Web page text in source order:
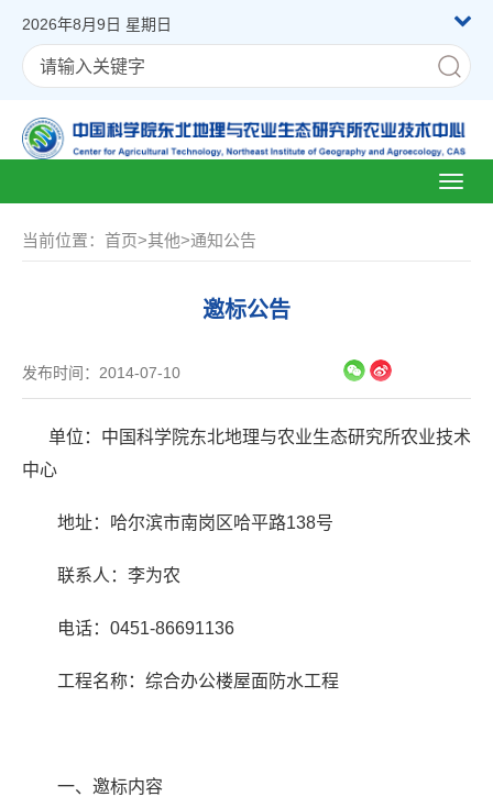
2026年8月9日 星期日
当前位置： 首页>其他>通知公告
邀标公告
发布时间：2014-07-10
单位：中国科学院东北地理与农业生态研究所农业技术
中心
地址：哈尔滨市南岗区哈平路138号
联系人：李为农
电话： 0451-86691136
工程名称：综合办公楼屋面防水工程
一、邀标内容